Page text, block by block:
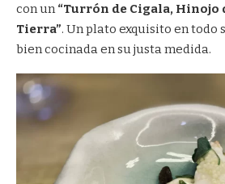
con un“Turrón de Cigala, Hinojo
Tierra”. Un plato exquisito en todo
bien cocinada en su justa medida.